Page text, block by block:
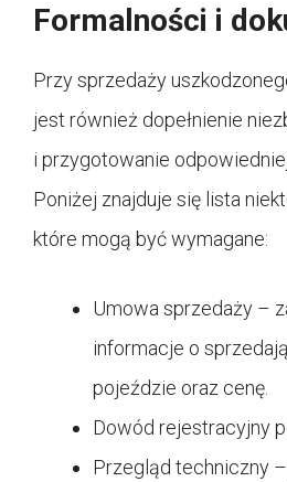
Formalności i
Przy sprzedaży
jest również dopełnienie
i przygotowanie
Poniżej znajduje się lista
które mogą być wymagane:
Umowa sprzedaży –
informacje o
pojeździe oraz cenę.
Dowód rejestracyjny
Przegląd techniczny